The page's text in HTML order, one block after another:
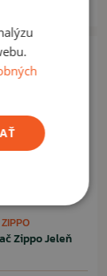
ZIPPO
Zippo Jeleň